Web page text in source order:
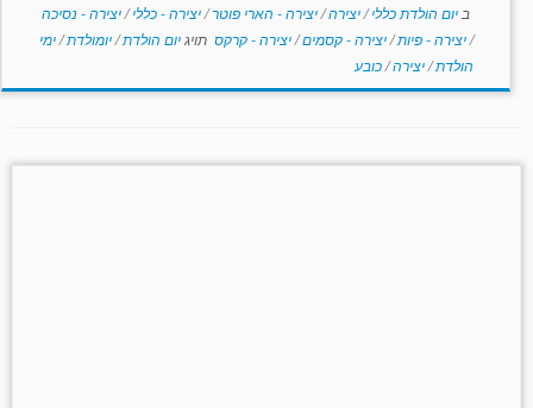
ב יום הולדת כללי/יצירה/יצירה - הארי פוטר/יצירה - כללי/יצירה - נסיכה
/יצירה - פיות/יצירה - קסמים/יצירה - קרקס תויגיום הולדת/יומולדת/ימי
הולדת/יצירה/כובע